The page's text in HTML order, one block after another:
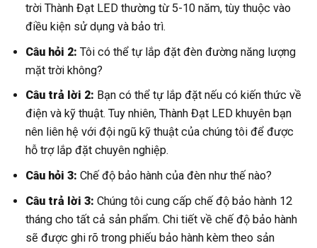
trời Thành Đạt LED thường từ 5-10 năm, tùy thuộc vào
điều kiện sử dụng và bảo trì.
Câu hỏi 2: Tôi có thể tự lắp đặt đèn đường năng lượng
mặt trời không?
Câu trả lời 2: Bạn có thể tự lắp đặt nếu có kiến thức về
điện và kỹ thuật. Tuy nhiên, Thành Đạt LED khuyên bạn
nên liên hệ với đội ngũ kỹ thuật của chúng tôi để được
hỗ trợ lắp đặt chuyên nghiệp.
Câu hỏi 3: Chế độ bảo hành của đèn như thế nào?
Câu trả lời 3: Chúng tôi cung cấp chế độ bảo hành 12
tháng cho tất cả sản phẩm. Chi tiết về chế độ bảo hành
sẽ được ghi rõ trong phiếu bảo hành kèm theo sản